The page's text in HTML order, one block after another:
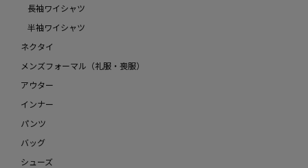
長袖ワイシャツ
半袖ワイシャツ
ネクタイ
メンズフォーマル（礼服・喪服）
アウター
インナー
パンツ
バッグ
シューズ